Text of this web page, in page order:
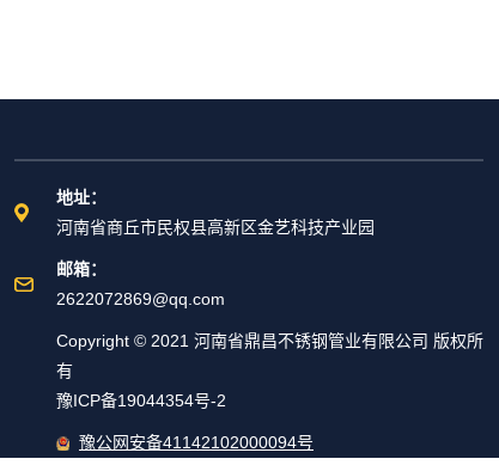
地址：
河南省商丘市民权县高新区金艺科技产业园
邮箱：
2622072869@qq.com
Copyright © 2021 河南省鼎昌不锈钢管业有限公司 版权所
有
豫ICP备19044354号-2
豫公网安备41142102000094号